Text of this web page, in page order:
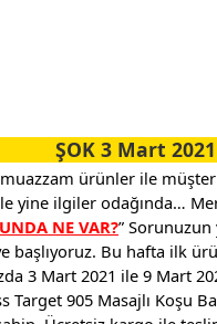
ŞOK 3 Mart
ürünler ile
yine ilgiler odağında…
NE VAR?”
başlıyoruz. Bu hafta ilk
3 Mart 2021 ile 9 Mart
Target 905 Masajlı Koşu